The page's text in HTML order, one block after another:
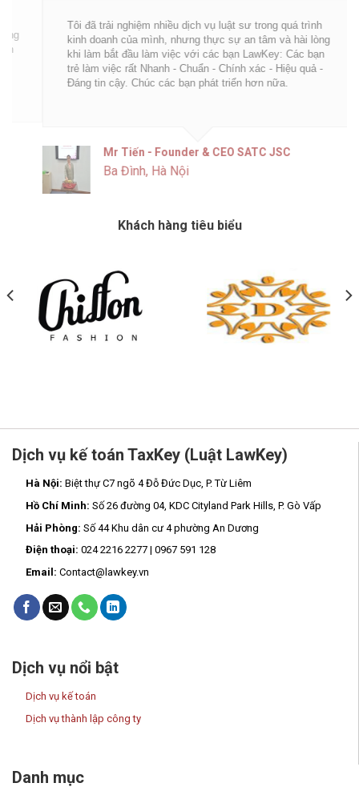
Tôi đã trải nghiệm nhiều dịch vụ luật sư trong quá trình
kinh doanh của mình, nhưng thực sự an tâm và hài lòng
khi làm bắt đầu làm việc với các bạn LawKey: Các bạn
trẻ làm việc rất Nhanh - Chuẩn - Chính xác - Hiệu quả -
Đáng tin cậy. Chúc các bạn phát triển hơn nữa.
Mr Tiến - Founder & CEO SATC JSC
Ba Đình, Hà Nội
Khách hàng tiêu biểu
Dịch vụ kế toán TaxKey (Luật LawKey)
Hà Nội: Biệt thự C7 ngõ 4 Đỗ Đức Dục, P. Từ Liêm
Hồ Chí Minh: Số 26 đường 04, KDC Cityland Park Hills, P. Gò Vấp
Hải Phòng: Số 44 Khu dân cư 4 phường An Dương
Điện thoại: 024 2216 2277 | 0967 591 128
Email: Contact@lawkey.vn
Dịch vụ nổi bật
Dịch vụ kế toán
Dịch vụ thành lập công ty
Danh mục